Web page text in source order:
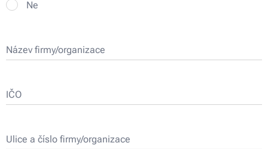
Ne
Název firmy/organizace
IČO
Ulice a číslo firmy/organizace